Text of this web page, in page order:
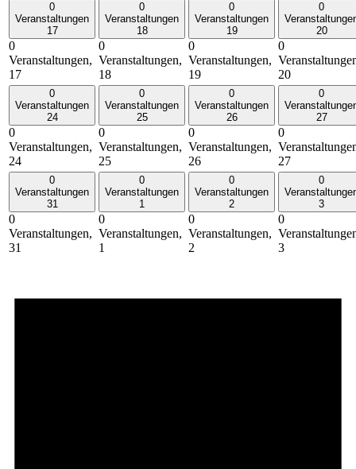
0
Veranstaltungen
17
0
Veranstaltungen,
17
0
Veranstaltungen
18
0
Veranstaltungen,
18
0
Veranstaltungen
19
0
Veranstaltungen,
19
0
20
0
20
0
Veranstaltungen
24
0
Veranstaltungen,
24
0
Veranstaltungen
25
0
Veranstaltungen,
25
0
Veranstaltungen
26
0
Veranstaltungen,
26
0
27
0
27
0
Veranstaltungen
31
0
Veranstaltungen,
31
0
Veranstaltungen
1
0
Veranstaltungen,
1
0
Veranstaltungen
2
0
Veranstaltungen,
2
0
3
0
3